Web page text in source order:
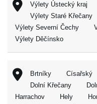
Výlety Ústecký kraj
Výlety Staré Křečany
Výlety Severní Čechy
Výlety Děčínsko
Brtníky Císařský
Dolní Křečany
Harrachov
Hely